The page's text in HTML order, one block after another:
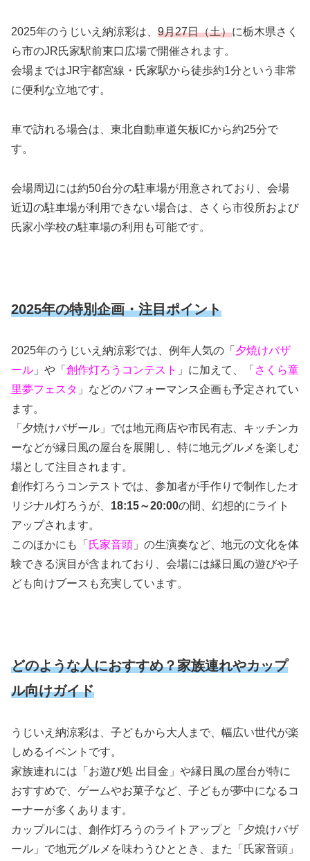
2025年のうじいえ納涼彩は、 9月27日（土）に栃木県さく
ら市のJR氏家駅前東口広場で開催されます。
会場まではJR宇都宮線・氏家駅から徒歩約1分という非常
に便利な立地です。
車で訪れる場合は、東北自動車道矢板ICから約25分で
す。
会場周辺には約50台分の駐車場が用意されており、会場
近辺の駐車場が利用できない場合は、さくら市役所および
氏家小学校の駐車場の利用も可能です。
2025年の特別企画・注目ポイント
2025年のうじいえ納涼彩では、例年人気の「 夕焼けバザ
ール 」や「 創作灯ろうコンテスト 」に加えて、「 さくら童
里夢フェスタ 」などのパフォーマンス企画も予定されてい
ます。
「夕焼けバザール」では地元商店や市民有志、キッチンカ
ーなどが縁日風の屋台を展開し、特に地元グルメを楽しむ
場として注目されます。
創作灯ろうコンテストでは、参加者が手作りで制作したオ
リジナル灯ろうが、 18:15～20:00の間、幻想的にライト
アップされます。
このほかにも「 氏家音頭 」の生演奏など、地元の文化を体
験できる演目が含まれており、会場には縁日風の遊びや子
ども向けブースも充実しています。
どのような人におすすめ？家族連れやカップ
ル向けガイド
うじいえ納涼彩は、子どもから大人まで、幅広い世代が楽
しめるイベントです。
家族連れには「お遊び処 出目金」や縁日風の屋台が特に
おすすめで、ゲームやお菓子など、子どもが夢中になるコ
ーナーが多くあります。
カップルには、創作灯ろうのライトアップと「夕焼けバザ
ール」で地元グルメを味わうひととき、また「氏家音頭」